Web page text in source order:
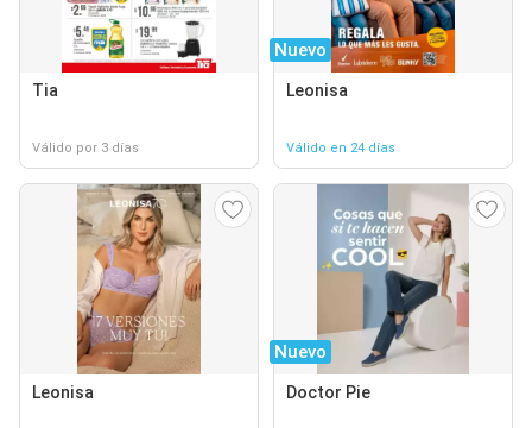
Tia
Válido por 3 días
Nuevo
Leonisa
Válido en 24 días
Leonisa
Nuevo
Doctor Pie